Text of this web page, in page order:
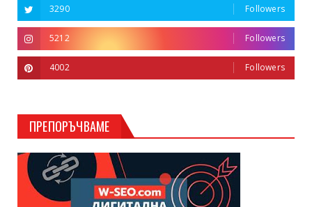
3290 Followers
5212 Followers
4002 Followers
ПРЕПОРЪЧВАМЕ